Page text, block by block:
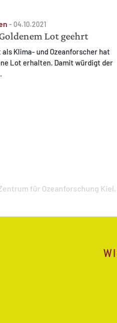
- 04.10.2021
Lot geehrt
als Klima- und Ozeanforscher hat
Lot erhalten. Damit würdigt der
für Ozeanforschung Kiel,